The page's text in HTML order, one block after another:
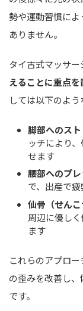
勢や運動習慣によ
ありません。
タイ古式マッサー
えることに重点を
しては以下のよう
脚部へのスト
ッチにより
せます
腰部へのプレ
で、出産で
仙骨（せんこ
周辺に優し
ます
これらのアプロ
の歪みを改善し
です。